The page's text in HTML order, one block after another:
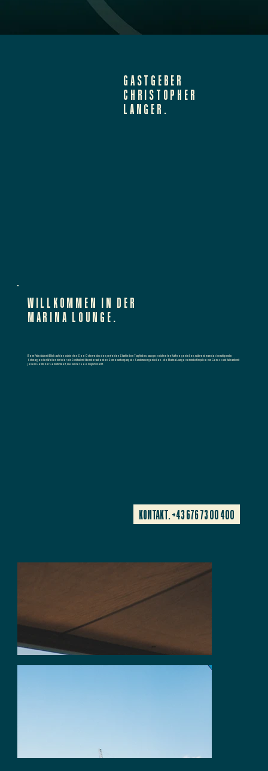
GASTGEBER
CHRISTOPHER
LANGER.
WILLKOMMEN IN DER
MARINA LOUNGE.
Beim Frühstück mit Blick auf den schönsten See Österreichs den perfekten Start in den Tag finden, ausgezeichneten Kaffee genießen, während man das beruhigende
Schwappen der Wellen hört oder ein Cocktail mit Atemberaubenden Sonnenuntergang als Sundowner genießen - die Marina Lounge verbindet Impulse von Genuss und Kulinarik mit
jenem Gefühl der Gemütlichkeit, die nur der See möglich macht.
KONTAKT. +43 676 73 00 400